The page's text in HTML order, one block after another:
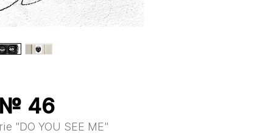
№ 46
"DO YOU SEE ME"